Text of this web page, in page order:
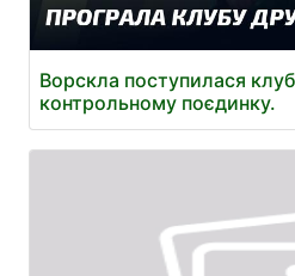
Ворскла поступилася
контрольному поєдинку.